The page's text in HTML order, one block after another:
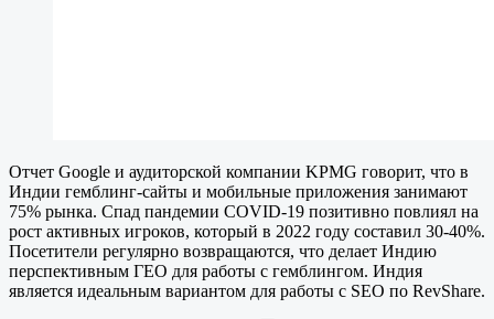
Отчет Google и аудиторской компании KPMG говорит, что в
Индии гемблинг-сайты и мобильные приложения занимают
75% рынка. Спад пандемии COVID-19 позитивно повлиял на
рост активных игроков, который в 2022 году составил 30-40%.
Посетители регулярно возвращаются, что делает Индию
перспективным ГЕО для работы с гемблингом. Индия
является идеальным вариантом для работы с SEO по RevShare.